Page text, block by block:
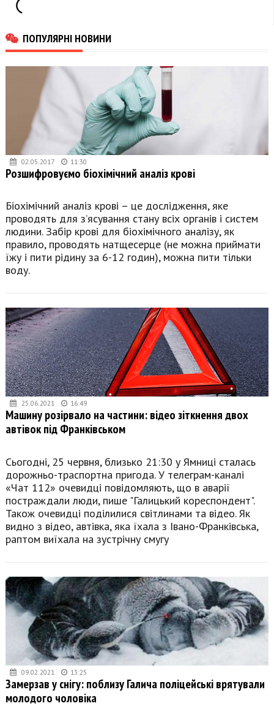
ПОПУЛЯРНІ НОВИНИ
02.05.2017 11:30
Розшифровуємо біохімічний аналіз крові
Біохімічний аналіз крові – це дослідження, яке
проводять для з’ясування стану всіх органів і систем
людини. Забір крові для біохімічного аналізу, як
правило, проводять натщесерце (не можна приймати
їжу і пити рідину за 6-12 годин), можна пити тільки
воду.
25.06.2021 16:49
Машину розірвало на частини: відео зіткнення двох
автівок під Франківськом
Сьогодні, 25 червня, близько 21:30 у Ямниці сталась
дорожньо-траспортна пригода. У телеграм-каналі
«Чат 112» очевидці повідомляють, що в аварії
постраждали люди, пише "Галицький кореспондент".
Також очевидці поділилися світлинами та відео. Як
видно з відео, автівка, яка їхала з Івано-Франківська,
раптом виїхала на зустрічну смугу
09.02.2021 13:25
Замерзав у снігу: поблизу Галича поліцейські врятували
молодого чоловіка